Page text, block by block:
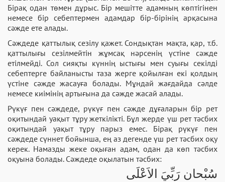
Бірақ одан төмен дұрыс. Бір мешітте адамның көптігінен
немесе бір себептермен адамдар бір-бірінің арқасына
сәжде ете алады.
Сәждеде қаттылық сезілу қажет. Сондықтан мақта, қар, т.б.
қаттылығы сезілмейтін жұмсақ нәрсенің үстіне сәжде
етілмейді. Сол сияқты күннің ыстығы мен суығы секілді
себептерге байланысты таза жерге қойылған екі қолдың
үстіне сәжде жасауға болады. Мұндай жағдайда сәлде
немесе киімінің артығына да сәжде жасай алады.
Рүкүғ пен сәждеде, рүкүғ пен сәжде дұғаларын бір рет
оқитындай уақыт тұру жеткілікті. Бұл жерде үш рет тәсбих
оқитындай уақыт тұру парыз емес. Бірақ рүкүғ пен
сәждеде сүннет бойынша, ең аз дегенде үш рет тәсбих оқу
керек. Намазды жеке оқыған адам, одан да көп тәсбих
оқуына болады. Сәждеде оқылатын тәсбих:
سُبْحان رَبِّيَ الاَعْلَى